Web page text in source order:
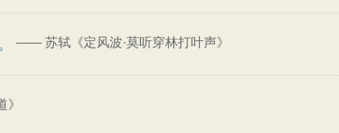
—— 苏轼《定风波·莫听穿林打叶声》
》